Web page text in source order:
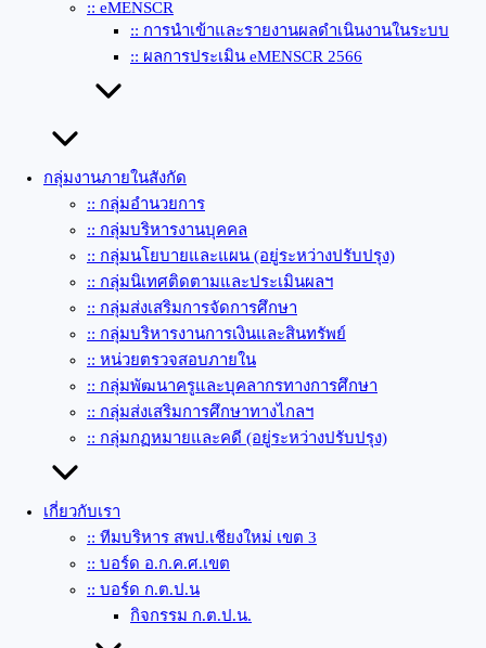
:: eMENSCR
:: การนำเข้าและรายงานผลดำเนินงานในระบบ
:: ผลการประเมิน eMENSCR 2566
กลุ่มงานภายในสังกัด
:: กลุ่มอำนวยการ
:: กลุ่มบริหารงานบุคคล
:: กลุ่มนโยบายและแผน (อยู่ระหว่างปรับปรุง)
:: กลุ่มนิเทศติดตามและประเมินผลฯ
:: กลุ่มส่งเสริมการจัดการศึกษา
:: กลุ่มบริหารงานการเงินและสินทรัพย์
:: หน่วยตรวจสอบภายใน
:: กลุ่มพัฒนาครูและบุคลากรทางการศึกษา
:: กลุ่มส่งเสริมการศึกษาทางไกลฯ
:: กลุ่มกฏหมายและคดี (อยู่ระหว่างปรับปรุง)
เกี่ยวกับเรา
:: ทีมบริหาร สพป.เชียงใหม่ เขต 3
:: บอร์ด อ.ก.ค.ศ.เขต
:: บอร์ด ก.ต.ป.น
กิจกรรม ก.ต.ป.น.